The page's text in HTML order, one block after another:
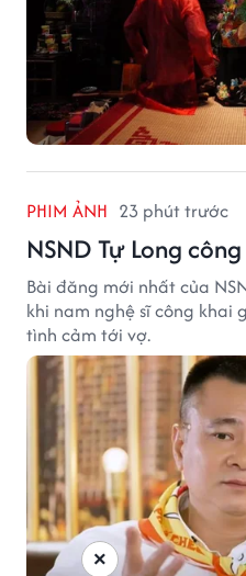
PHIM ẢNH 23 phút trước
NSND Tự Long
Bài đăng mới nhất của
khi nam nghệ sĩ công khai
tình cảm tới vợ.
×